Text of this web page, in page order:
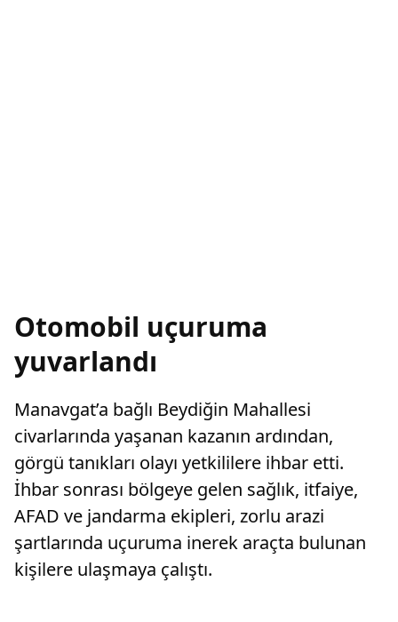
Otomobil uçuruma
yuvarlandı
Manavgat’a bağlı Beydiğin Mahallesi
civarlarında yaşanan kazanın ardından,
görgü tanıkları olayı yetkililere ihbar etti.
İhbar sonrası bölgeye gelen sağlık, itfaiye,
AFAD ve jandarma ekipleri, zorlu arazi
şartlarında uçuruma inerek araçta bulunan
kişilere ulaşmaya çalıştı.